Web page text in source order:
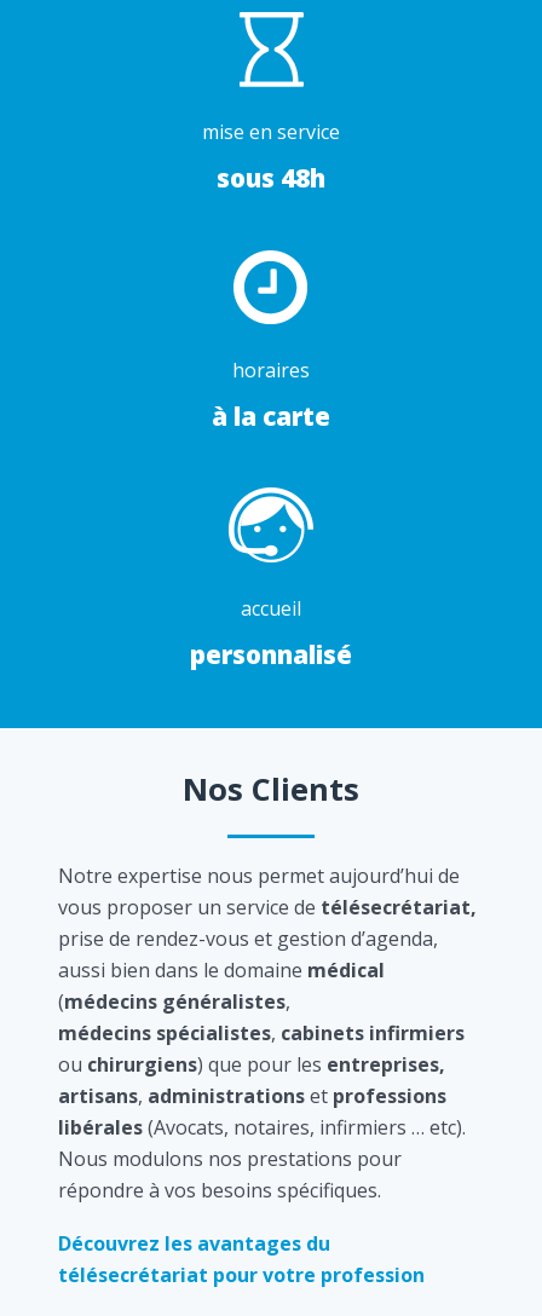
mise en service
sous 48h
horaires
à la carte
accueil
personnalisé
Nos Clients
Notre expertise nous permet aujourd’hui de
vous proposer un service de télésecrétariat,
prise de rendez-vous et gestion d’agenda,
aussi bien dans le domaine médical
(médecins généralistes,
médecins spécialistes, cabinets infirmiers
ou chirurgiens) que pour les entreprises,
artisans, administrationset professions
libérales(Avocats, notaires, infirmiers … etc).
Nous modulons nos prestations pour
répondre à vos besoins spécifiques.
Découvrez les avantages du
télésecrétariat pour votre profession